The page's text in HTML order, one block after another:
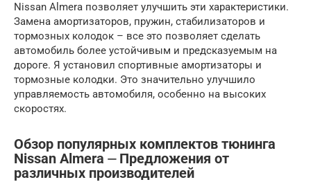
Nissan Almera позволяет улучшить эти характеристики.
Замена амортизаторов, пружин, стабилизаторов и
тормозных колодок – все это позволяет сделать
автомобиль более устойчивым и предсказуемым на
дороге. Я установил спортивные амортизаторы и
тормозные колодки. Это значительно улучшило
управляемость автомобиля, особенно на высоких
скоростях.
Обзор популярных комплектов тюнинга
Nissan Almera ⏤ Предложения от
различных производителей